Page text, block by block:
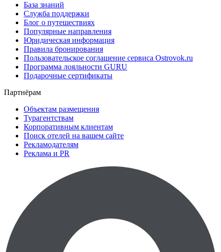
База знаний
Служба поддержки
Блог о путешествиях
Популярные направления
Юридическая информация
Правила бронирования
Пользовательское соглашение сервиса Ostrovok.ru
Программа лояльности GURU
Подарочные сертификаты
Партнёрам
Объектам размещения
Турагентствам
Корпоративным клиентам
Поиск отелей на вашем сайте
Рекламодателям
Реклама и PR